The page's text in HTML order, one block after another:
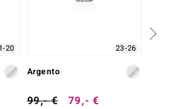
20 23-26
Argento
99,- € 79,- €